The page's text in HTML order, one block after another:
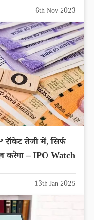
6th Nov 2023
तेजी में, सिर्फ
करेगा – IPO Watch
13th Jan 2025